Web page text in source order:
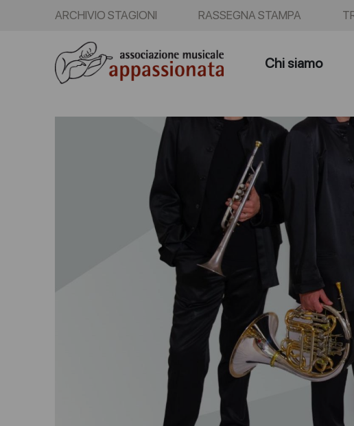
ARCHIVIO STAGIONI RASSEGNA STAMPA
Chi siamo